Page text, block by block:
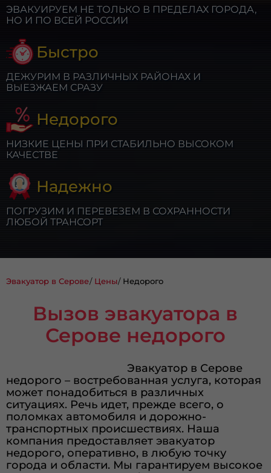
ЭВАКУИРУЕМ НЕ ТОЛЬКО В ПРЕДЕЛАХ ГОРОДА,
НО И ПО ВСЕЙ РОССИИ
Быстро
ДЕЖУРИМ В РАЗЛИЧНЫХ РАЙОНАХ И
ВЫЕЗЖАЕМ СРАЗУ
Недорого
НИЗКИЕ ЦЕНЫ ПРИ СТАБИЛЬНО ВЫСОКОМ
КАЧЕСТВЕ
Надежно
ПОГРУЗИМ И ПЕРЕВЕЗЕМ В СОХРАННОСТИ
ЛЮБОЙ ТРАНСОРТ
Эвакуатор в Серове Цены Недорого
Вызов эвакуатора в
Серове недорого
Эвакуатор в Серове
недорого – востребованная услуга, которая
может понадобиться в различных
ситуациях. Речь идет, прежде всего, о
поломках автомобиля и дорожно-
транспортных происшествиях. Наша
компания предоставляет эвакуатор
недорого, оперативно, в любую точку
города и области. Мы гарантируем высокое